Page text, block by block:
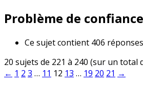
Problème de confiance
Ce sujet contient 406
20 sujets de 221 à 240 (sur un total
← 1 2 3 … 11 12 13 … 19 20 21 →